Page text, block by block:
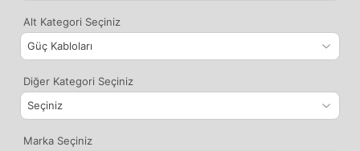
Alt Kategori Seçiniz
Diğer Kategori Seçiniz
Marka Seçiniz